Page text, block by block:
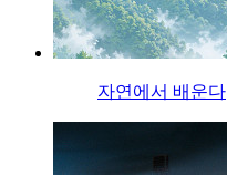
자연에서 배운다